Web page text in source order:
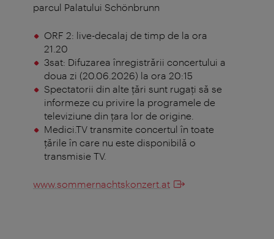
parcul Palatului Schönbrunn
ORF 2: live-decalaj de timp de la ora
21.20
3sat: Difuzarea înregistrării concertului a
doua zi (20.06.2026) la ora 20:15
Spectatorii din alte ţări sunt rugaţi să se
informeze cu privire la programele de
televiziune din ţara lor de origine.
Medici.TV transmite concertul în toate
țările în care nu este disponibilă o
transmisie TV.
www.sommernachtskonzert.at